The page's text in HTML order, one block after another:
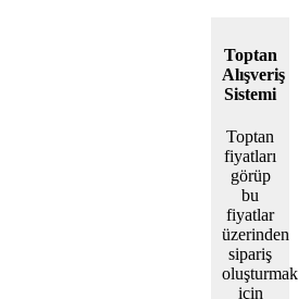
Toptan
Alışveriş
Sistemi
Toptan
fiyatları
görüp
bu
fiyatlar
üzerinden
sipariş
oluşturmak
için